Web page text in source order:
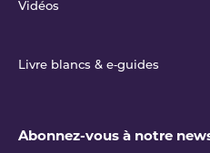
Vidéos
Livre blancs & e‑guides
Abonnez-vous à notre